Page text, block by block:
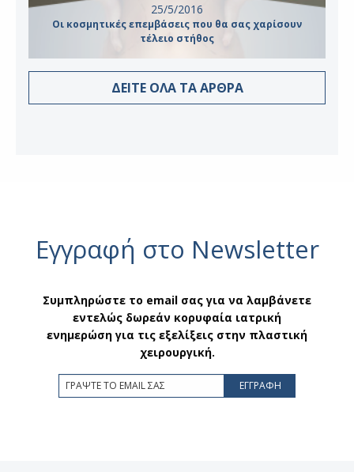
25/5/2016
Οι κοσμητικές επεμβάσεις που θα σας χαρίσουν
τέλειο στήθος
ΔΕΙΤΕ ΟΛΑ ΤΑ ΑΡΘΡΑ
Εγγραφή στο Newsletter
Συμπληρώστε το email σας για να λαμβάνετε
εντελώς δωρεάν κορυφαία ιατρική
ενημερώση για τις εξελίξεις στην πλαστική
χειρουργική.